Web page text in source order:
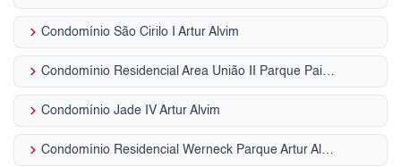
keyboard_arrow_right Condomínio São Cirilo I Artur Alvim
keyboard_arrow_right Condomínio Residencial Area União II Parque Paineiras
keyboard_arrow_right Condomínio Jade IV Artur Alvim
keyboard_arrow_right Condomínio Residencial Werneck Parque Artur Alvim